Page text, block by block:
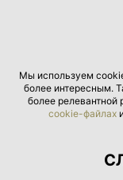
Мы используем
более интересным.
более
cookie-файлах